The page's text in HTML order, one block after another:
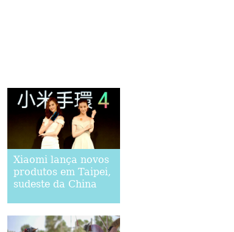
Xiaomi lança novos
produtos em Taipei,
sudeste da China